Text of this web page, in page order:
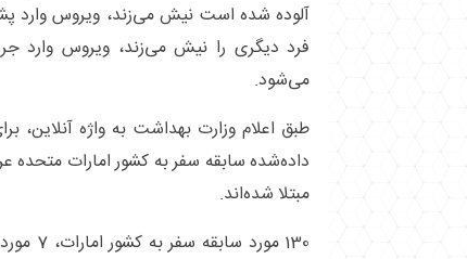
آلوده شده است نیش می‌زند، ویروس وارد
فرد دیگری را نیش می‌زند، ویروس وارد
می‌شود.
طبق اعلام وزارت بهداشت به واژه آنلاین،
داده‌شده سابقه سفر به کشور امارات متحده
مبتلا شده‌اند.
130